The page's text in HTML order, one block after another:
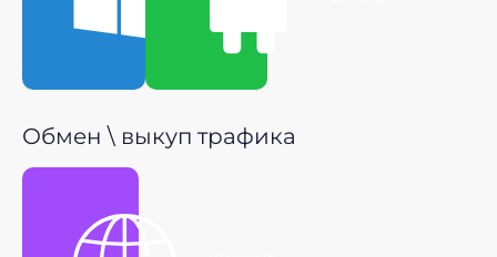
Обмен \ выкуп трафика